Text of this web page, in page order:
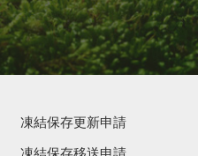
凍結保存更新申請